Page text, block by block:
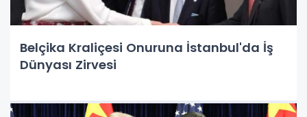
Belçika Kraliçesi Onuruna İstanbul'da İş
Dünyası Zirvesi